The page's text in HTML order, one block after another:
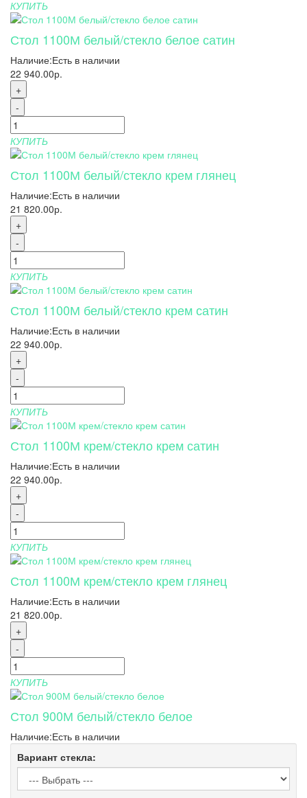
КУПИТЬ
Стол 1100М белый/стекло белое сатин
Наличие:Есть в наличии
22 940.00р.
+
-
КУПИТЬ
Стол 1100М белый/стекло крем глянец
Наличие:Есть в наличии
21 820.00р.
+
-
КУПИТЬ
Стол 1100М белый/стекло крем сатин
Наличие:Есть в наличии
22 940.00р.
+
-
КУПИТЬ
Стол 1100М крем/стекло крем сатин
Наличие:Есть в наличии
22 940.00р.
+
-
КУПИТЬ
Стол 1100М крем/стекло крем глянец
Наличие:Есть в наличии
21 820.00р.
+
-
КУПИТЬ
Стол 900М белый/стекло белое
Наличие:Есть в наличии
Вариант стекла: